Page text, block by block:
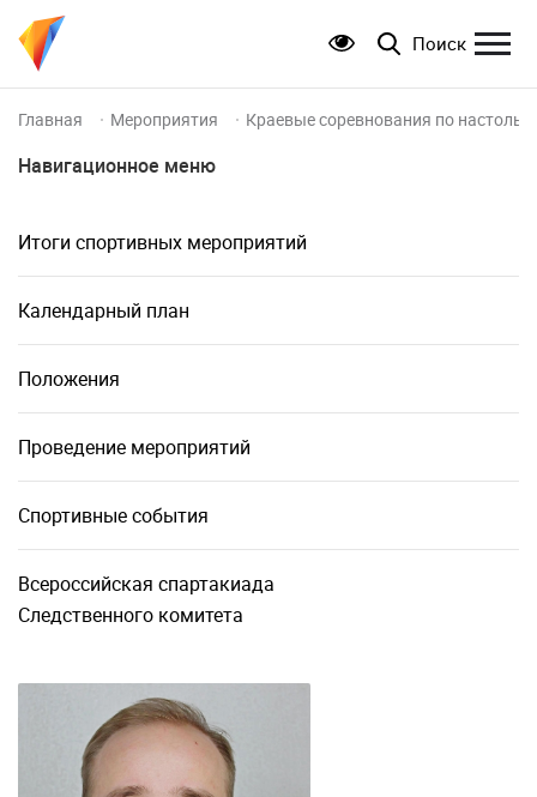
Поиск
Главная Мероприятия Краевые соревнования по
Навигационное меню
Итоги спортивных мероприятий
Календарный план
Положения
Проведение мероприятий
Спортивные события
Всероссийская спартакиада
Следственного комитета